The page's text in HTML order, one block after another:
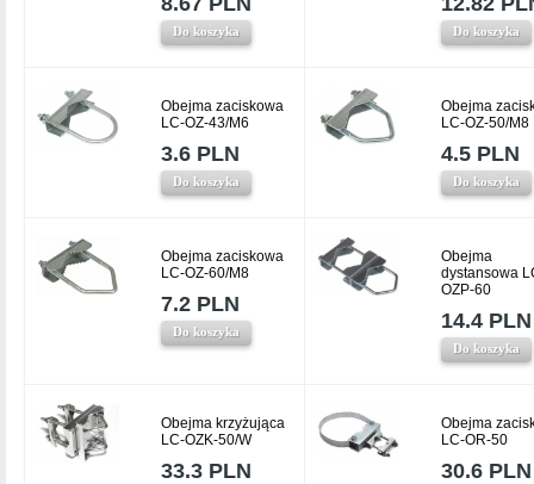
Do koszyka Do koszyka
Obejma zaciskowa
LC-OZ-43/M6
3.6 PLN
Do koszyka
Obejma
LC-OZ-50/M8
4.5 PLN
Do koszyka
Obejma zaciskowa
LC-OZ-60/M8
7.2 PLN
Do koszyka
Obejma
dystansowa
OZP-60
14.4 PLN
Do koszyka
Obejma krzyżująca
LC-OZK-50/W
33.3 PLN
Obejma
LC-OR-50
30.6 PLN